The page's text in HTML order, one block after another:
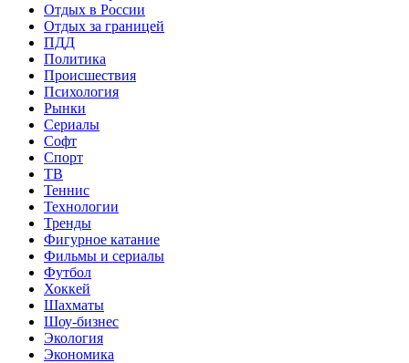
Отдых в России
Отдых за границей
ПДД
Политика
Происшествия
Психология
Рынки
Сериалы
Софт
Спорт
ТВ
Теннис
Технологии
Тренды
Фигурное катание
Фильмы и сериалы
Футбол
Хоккей
Шахматы
Шоу-бизнес
Экология
Экономика